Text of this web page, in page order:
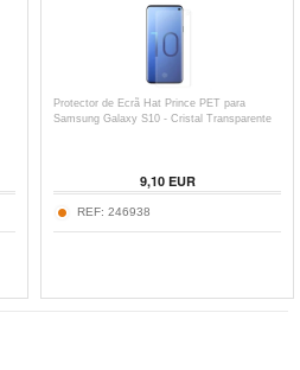
Protector de Ecrã Hat Prince PET para
Samsung Galaxy S10 - Cristal Transparente
9,10EUR
REF: 246938